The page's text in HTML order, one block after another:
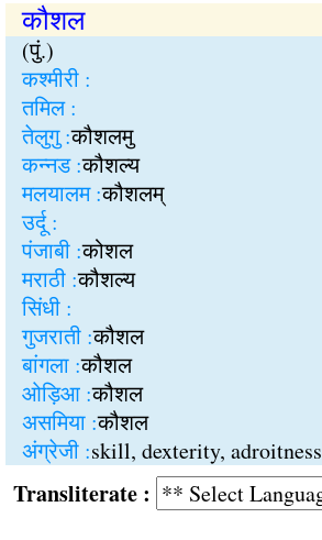
कौशल
(पुं.)
कश्मीरी :
तमिल :
तेलुगु :कौशलमु
कन्नड :कौशल्य
मलयालम :कौशलम्
उर्दू :
पंजाबी :कोशल
मराठी :कौशल्य
सिंधी :
गुजराती :कौशल
बांगला :कौशल
ओड़िआ :कौशल
असमिया :कौशल
अंग्रेजी :skill, dexterity, adroitness
: